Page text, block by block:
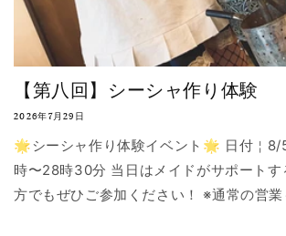
【第八回】シーシャ作り体験
2026年7月29日
🌟シーシャ作り体験イベント🌟 日付￤8/
時〜28時30分 当日はメイドがサポートす
方でもぜひご参加ください！ ※通常の営